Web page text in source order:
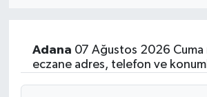
Adana 07 Ağustos 2026
eczane adres, telefon ve
Sağlık